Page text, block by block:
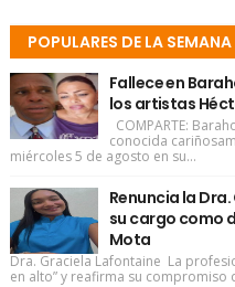
POPULARES DE LA SEMANA
Fallece en
los artistas
COMPARTE:
conocida
miércoles 5 de agosto en su...
Renuncia la
su cargo como
Mota
Dra. Graciela Lafontaine La
en alto” y reafirma su compromiso